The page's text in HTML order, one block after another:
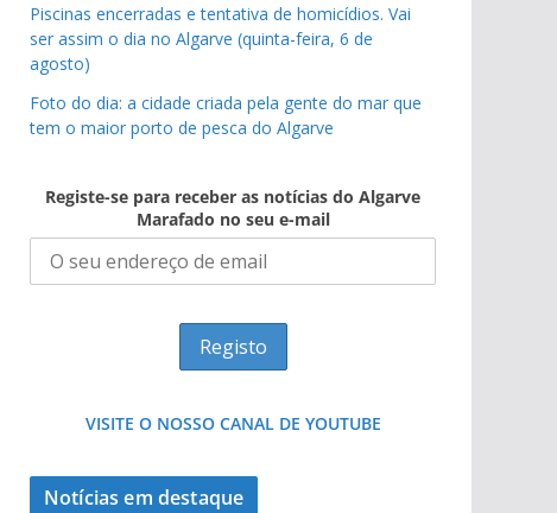
Piscinas encerradas e tentativa de homicídios. Vai
ser assim o dia no Algarve (quinta-feira, 6 de
agosto)
Foto do dia: a cidade criada pela gente do mar que
tem o maior porto de pesca do Algarve
Registe-se para receber as notícias do Algarve
Marafado no seu e-mail
VISITE O NOSSO CANAL DE YOUTUBE
Notícias em destaque